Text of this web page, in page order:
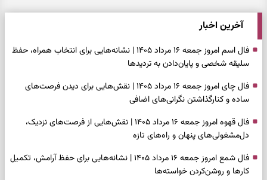
آخرین اخبار
فال اسم امروز جمعه ۱۶ مرداد ۱۴۰۵ | نشانه‌هایی برای انتخاب همراه، حفظ
سلیقه شخصی و پایان‌دادن به تردیدها
فال چای امروز جمعه ۱۶ مرداد ۱۴۰۵ | نقش‌هایی برای دیدن فرصت‌های
ساده و کنارگذاشتن نگرانی‌های اضافی
فال قهوه امروز جمعه ۱۶ مرداد ۱۴۰۵ | نقش‌هایی از فرصت‌های نزدیک،
دل‌مشغولی‌های پنهان و راه‌های تازه
فال شمع امروز جمعه ۱۶ مرداد ۱۴۰۵ | نشانه‌هایی برای حفظ آرامش، تکمیل
کارها و روشن‌کردن خواسته‌ها